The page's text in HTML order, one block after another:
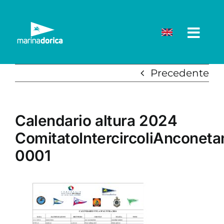
contenuto
Precedente
Calendario altura 2024
0001